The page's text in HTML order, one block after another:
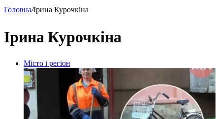
Головна/Ірина Курочкіна
Ірина Курочкіна
Місто і регіон